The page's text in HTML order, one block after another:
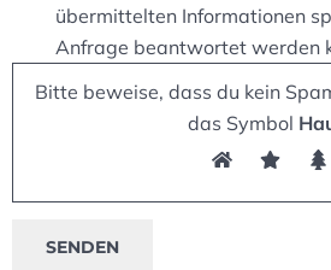
übermittelten Informationen
Anfrage beantwortet werden
Bitte beweise, dass du kein
das Symbol